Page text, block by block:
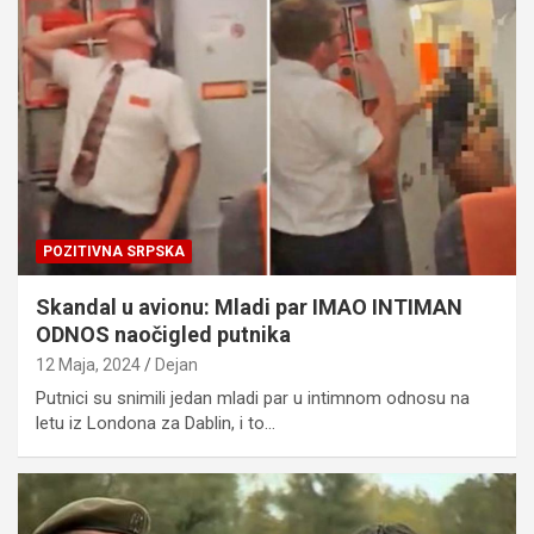
POZITIVNA SRPSKA
Skandal u avionu: Mladi par IMAO INTIMAN
ODNOS naočigled putnika
12 Maja, 2024 Dejan
Putnici su snimili jedan mladi par u intimnom odnosu na
letu iz Londona za Dablin, i to…